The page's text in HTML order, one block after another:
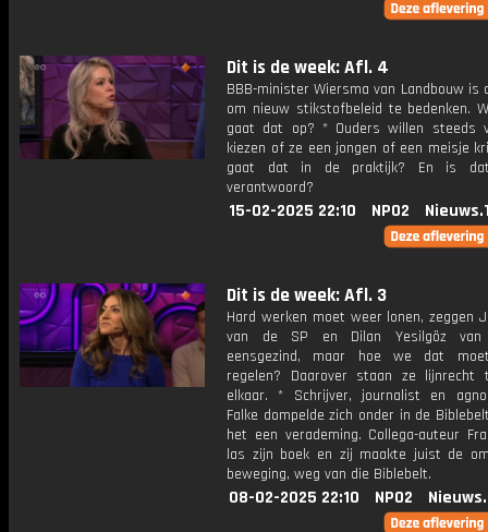
Dit is de week: Afl. 4
BBB-minister Wiersma van Landbouw is
om nieuw stikstofbeleid te bedenken.
gaat dat op? * Ouders willen steeds
kiezen of ze een jongen of een meisje
gaat dat in de praktijk? En is
verantwoord?
15-02-2025 22:10 NPO2
Dit is de week: Afl. 3
Hard werken moet weer lonen, zeggen
van de SP en Dilan Yesilgöz van
eensgezind, maar hoe we dat
regelen? Daarover staan ze lijnrecht
elkaar. * Schrijver, journalist en
Falke dompelde zich onder in de
het een verademing. Collega-auteur
las zijn boek en zij maakte juist de
beweging, weg van die Biblebelt.
08-02-2025 22:10 NPO2